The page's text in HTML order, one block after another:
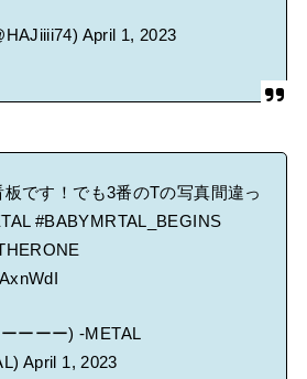
April 1, 2023
です！でも3番のTの写真間違っ
#BABYMRTAL_BEGINS
ーーー) -METAL
April 1, 2023